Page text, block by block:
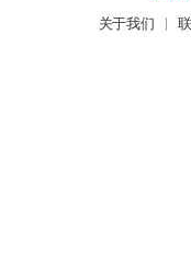
关于我们